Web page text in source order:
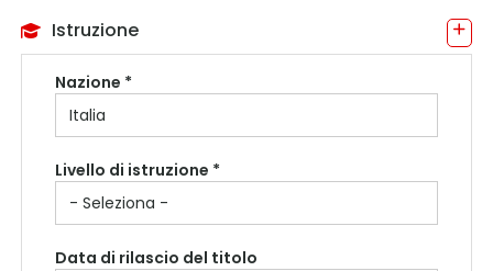
Istruzione
Nazione *
Livello di istruzione *
Data di rilascio del titolo